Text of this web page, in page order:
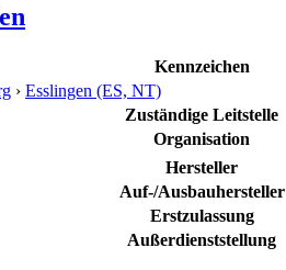
Kennzeichen
› Esslingen (ES, NT)
Zuständige Leitstelle
Organisation
Hersteller
Auf-/Ausbauhersteller
Erstzulassung
Außerdienststellung